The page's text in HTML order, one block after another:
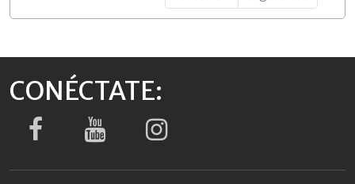
CONÉCTATE: